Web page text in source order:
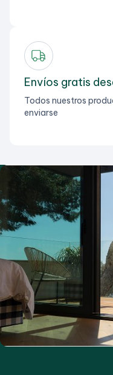
Envíos gratis
Todos nuestros
enviarse